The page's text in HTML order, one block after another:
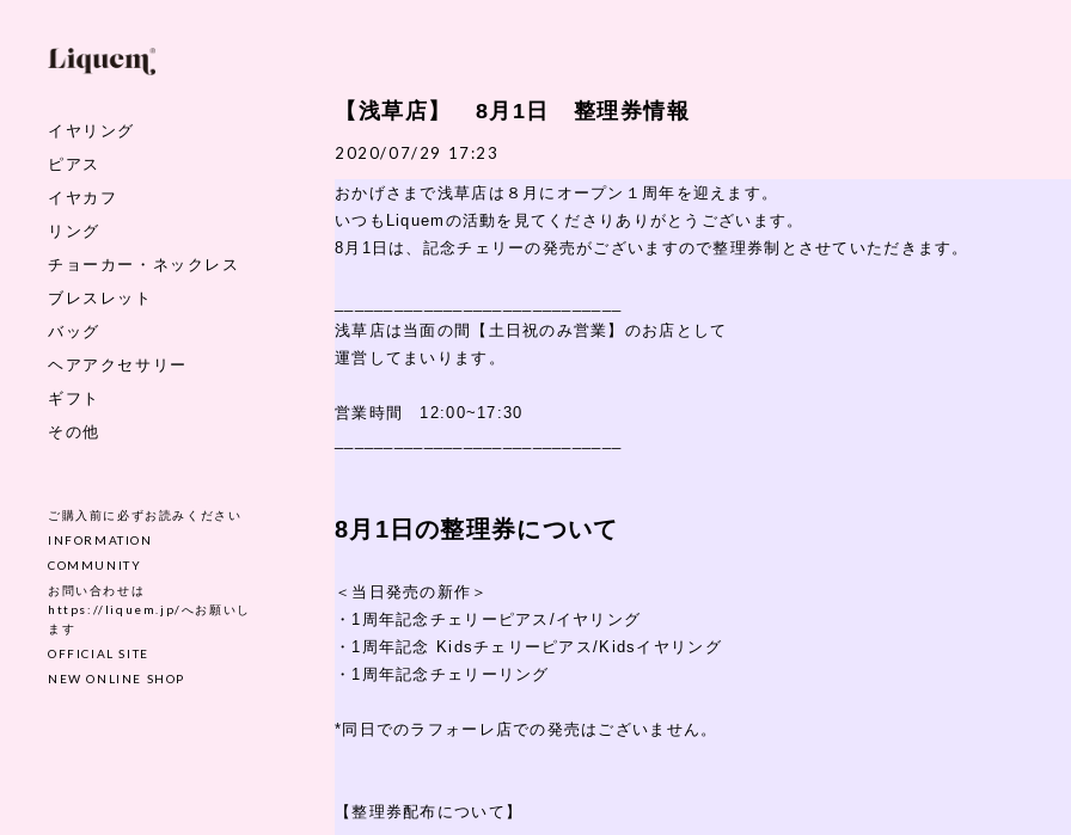
イヤリング
ピアス
イヤカフ
リング
チョーカー・ネックレス
ブレスレット
バッグ
ヘアアクセサリー
ギフト
その他
ご購入前に必ずお読みください
INFORMATION
COMMUNITY
お問い合わせは
https://liquem.jp/へお願いし
ます
OFFICIAL SITE
NEW ONLINE SHOP
【浅草店】 8月1日 整理券情報
2020/07/29 17:23
おかげさまで浅草店は８月にオープン１周年を迎えます。
いつもLiquemの活動を見てくださりありがとうございます。
8月1日は、記念チェリーの発売がございますので整理券制とさせていただきます。
浅草店は当面の間【土日祝のみ営業】のお店として
運営してまいります。
営業時間 12:00~17:30
8月1日の整理券について
＜当日発売の新作＞
・1周年記念チェリーピアス/イヤリング
・1周年記念 Kidsチェリーピアス/Kidsイヤリング
・1周年記念チェリーリング
*同日でのラフォーレ店での発売はございません。
【整理券配布について】